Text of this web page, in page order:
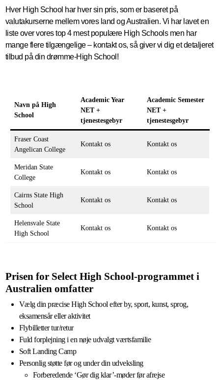
Hver High School har hver sin pris, som er baseret på
valutakurserne mellem vores land og Australien. Vi har lavet en
liste over vores top 4 mest populære High Schools men har
mange flere tilgængelige – kontakt os, så giver vi dig et detaljeret
tilbud på din drømme-High School!
Navn på High
School
Academic Year
NET +
tjenestesgebyr
Academic Semester
NET +
tjenestesgebyr
Fraser Coast
Angelican College
Kontakt os Kontakt os
Meridan State
College
Kontakt os Kontakt os
Cairns State High
School
Kontakt os Kontakt os
Helensvale State
High School
Kontakt os Kontakt os
Prisen for Select High School-programmet i
Australien omfatter
Vælg din præcise High School efter by, sport, kunst, sprog,
eksamensår eller aktivitet
Flybilletter tur/retur
Fuld forplejning i en nøje udvalgt værtsfamilie
Soft Landing Camp
Personlig støtte før og under din udveksling
Forberedende ‘Gør dig klar’-møder før afrejse